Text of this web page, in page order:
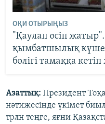
ОҚИ ОТЫРЫҢЫЗ
"Қаулап өсіп
қымбатшылық
бөлігі тамаққа
Азаттық: Президент
нәтижесінде үкімет
трлн теңге, яғни